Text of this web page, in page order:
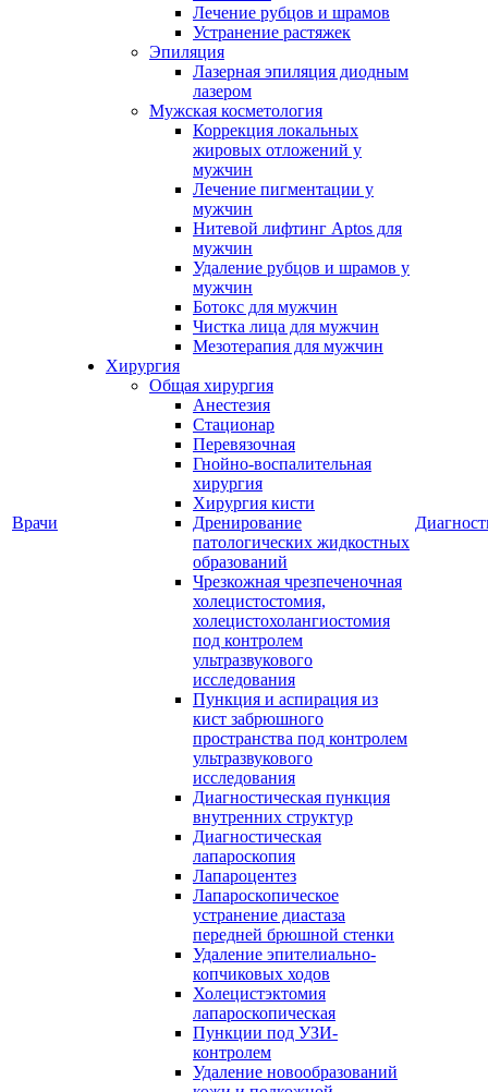
Врачи
Лечение рубцов и шрамов
Устранение растяжек
Эпиляция
Лазерная эпиляция диодным
лазером
Мужская косметология
Коррекция локальных
жировых отложений у
мужчин
Лечение пигментации у
мужчин
Нитевой лифтинг Aptos для
мужчин
Удаление рубцов и шрамов у
мужчин
Ботокс для мужчин
Чистка лица для мужчин
Мезотерапия для мужчин
Хирургия
Общая хирургия
Анестезия
Стационар
Перевязочная
Гнойно-воспалительная
хирургия
Хирургия кисти
Дренирование
патологических жидкостных
образований
Чрезкожная чрезпеченочная
холецистостомия,
холецистохолангиостомия
под контролем
ультразвукового
исследования
Пункция и аспирация из
кист забрюшного
пространства под контролем
ультразвукового
исследования
Диагностическая пункция
внутренних структур
Диагностическая
лапароскопия
Лапароцентез
Лапароскопическое
устранение диастаза
передней брюшной стенки
Удаление эпителиально-
копчиковых ходов
Холецистэктомия
лапароскопическая
Пункции под УЗИ-
контролем
Удаление новообразований